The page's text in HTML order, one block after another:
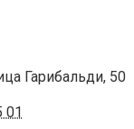
Гарибальди, 50
01